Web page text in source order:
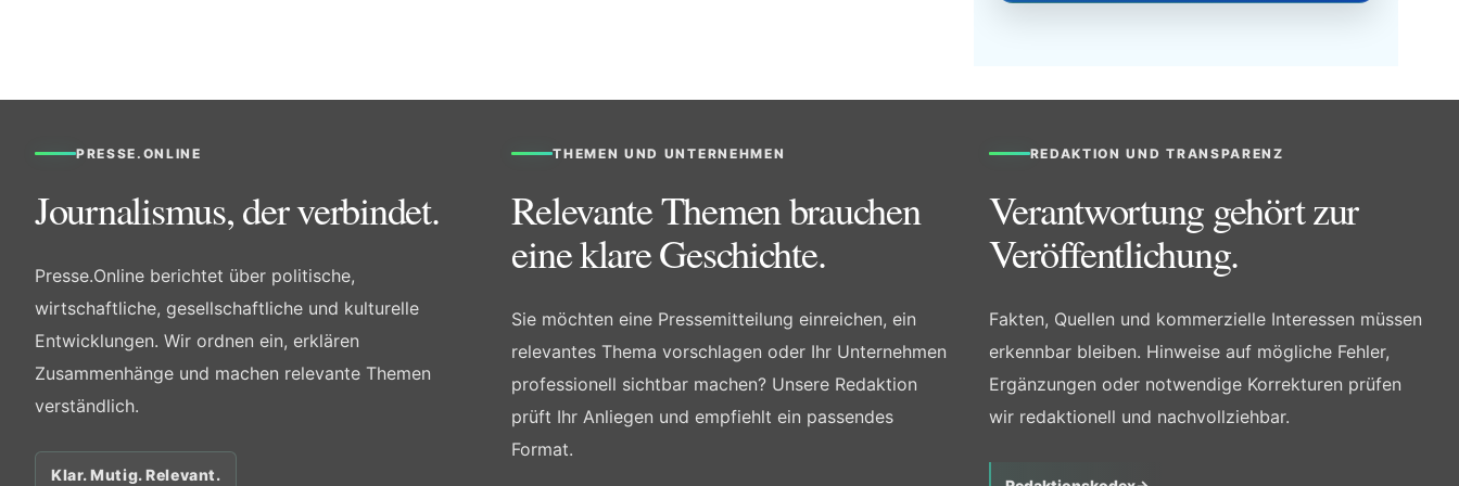
PRESSE.ONLINE
Journalismus, der verbindet.
Presse.Online berichtet über politische,
wirtschaftliche, gesellschaftliche und kulturelle
Entwicklungen. Wir ordnen ein, erklären
Zusammenhänge und machen relevante Themen
verständlich.
Klar. Mutig. Relevant.
THEMEN UND UNTERNEHMEN
Relevante Themen brauchen
eine klare Geschichte.
Sie möchten eine Pressemitteilung einreichen, ein
relevantes Thema vorschlagen oder Ihr Unternehmen
professionell sichtbar machen? Unsere Redaktion
prüft Ihr Anliegen und empfiehlt ein passendes
Format.
REDAKTION UND TRANSPARENZ
Verantwortung gehört zur
Veröffentlichung.
Fakten, Quellen und kommerzielle Interessen müssen
erkennbar bleiben. Hinweise auf mögliche Fehler,
Ergänzungen oder notwendige Korrekturen prüfen
wir redaktionell und nachvollziehbar.